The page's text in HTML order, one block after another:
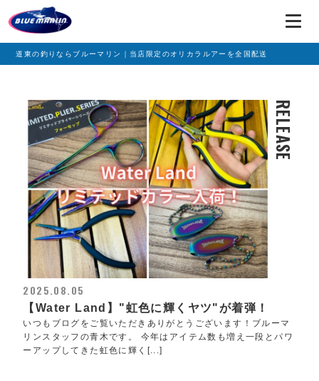
道東の釣りならブルーマリン｜当店限定のオリカラルアーを全国配送
RELEASE
2025.08.05
【Water Land】"虹色に輝くヤツ"が着弾！
いつもブログをご覧いただきありがとうございます！ブルーマ
リンスタッフの青木です。 今年はアイテム数も増え一段とパワ
ーアップしてきた虹色に輝く[...]